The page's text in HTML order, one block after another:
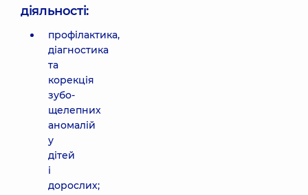
діяльності:
профілактика,
діагностика
та
корекція
зубо-
щелепних
аномалій
у
дітей
і
дорослих;